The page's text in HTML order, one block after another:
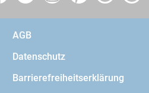
AGB
Datenschutz
Barrierefreiheitserklärung